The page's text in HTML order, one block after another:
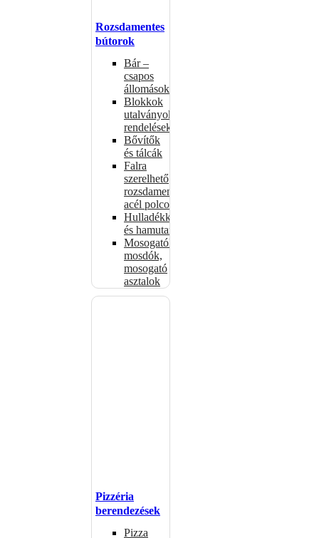
Rozsdamentes
bútorok
Bár –
csapos
állomások
Blokkok
utalványokhoz,
rendelésekhez
Bővítők
és tálcák
Falra
szerelhető
rozsdamentes
acél polcok
Hulladékkosarak
és hamutartók
Mosogatók,
mosdók,
mosogató
asztalok
Pizzéria
berendezések
Pizza